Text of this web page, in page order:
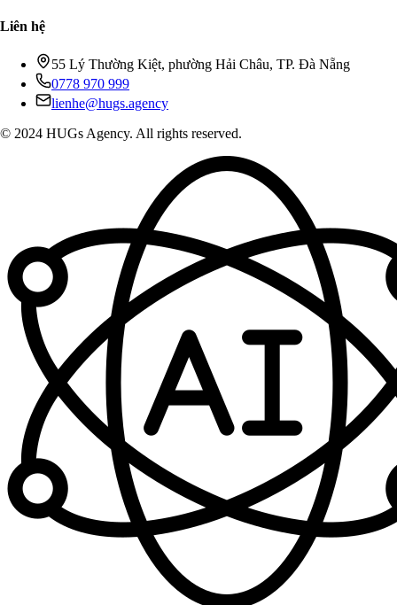
Liên hệ
55 Lý Thường Kiệt, phường Hải Châu, TP. Đà Nẵng
0778 970 999
lienhe@hugs.agency
© 2024 HUGs Agency. All rights reserved.